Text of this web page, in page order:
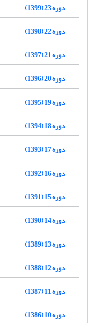
دوره 23 (1399)
دوره 22 (1398)
دوره 21 (1397)
دوره 20 (1396)
دوره 19 (1395)
دوره 18 (1394)
دوره 17 (1393)
دوره 16 (1392)
دوره 15 (1391)
دوره 14 (1390)
دوره 13 (1389)
دوره 12 (1388)
دوره 11 (1387)
دوره 10 (1386)